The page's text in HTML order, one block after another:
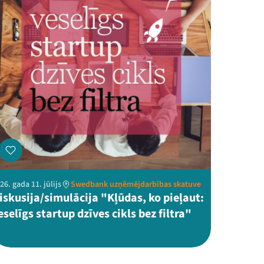
gada 11. jūlijs Swedbank uzņēmējdarbības skatuve
simulācija "Kļūdas, ko pieļaut:
startup dzīves cikls bez filtra"